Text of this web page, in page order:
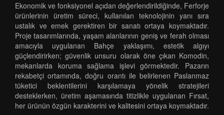
Ekonomik ve fonksiyonel açıdan değerlendirildiğinde, Ferforje
ürünlerinin üretim süreci, kullanılan teknolojinin yanı sıra
ustalık ve emek gerektiren bir sanatı ortaya koymaktadır.
Proje tasarımlarında, yaşam alanlarının geniş ve ferah olması
amacıyla uygulanan Bahçe yaklaşımı, estetik algıyı
güçlendirirken; güvenlik unsuru olarak öne çıkan Komodin,
mekanlarda koruma sağlama işlevi görmektedir. Pazarın
rekabetçi ortamında, doğru orantı ile belirlenen Paslanmaz
tüketici beklentilerini karşılamaya yönelik stratejileri
desteklerken, üretim aşamasında titizlikle uygulanan Fırsat,
her ürünün özgün karakterini ve kalitesini ortaya koymaktadır.